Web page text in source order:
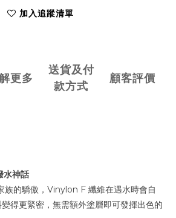
加入追蹤清單
更多
送貨及付
款方式
顧客評價
神話
的驕傲，Vinylon F 纖維在遇水時會自
得更緊密，無需額外塗層即可發揮出色的